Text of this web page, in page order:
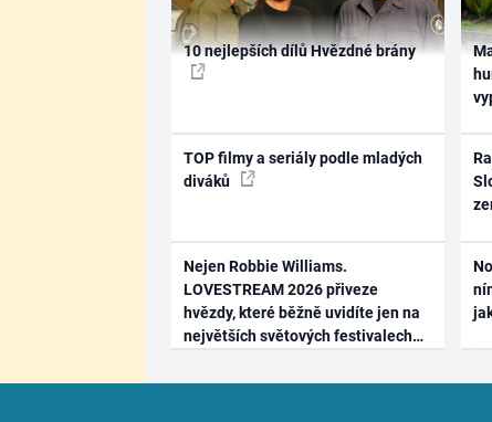
10 nejlepších dílů Hvězdné brány
TOP filmy a seriály podle mladých
diváků
Nejen Robbie Williams.
LOVESTREAM 2026 přiveze
hvězdy, které běžně uvidíte jen na
největších světových festivalech